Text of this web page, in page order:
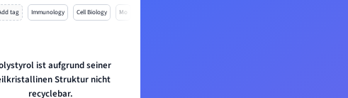
tag Immunology Cell Biology Mo
ist aufgrund seiner
Struktur nicht
recyclebar.